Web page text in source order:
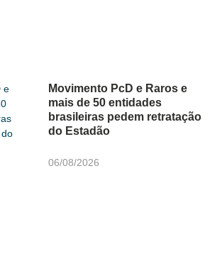
Movimento PcD e Raros e
mais de 50 entidades
brasileiras pedem retratação
do Estadão
06/08/2026